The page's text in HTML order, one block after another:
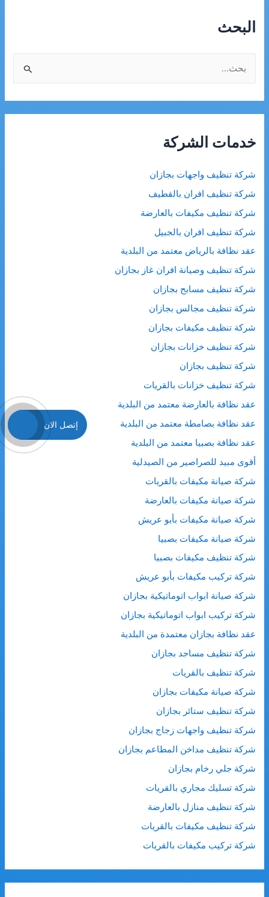
البحث
ح
ع
خدمات الشركة
شركة تنظيف واجهات بجازان
شركة تنظيف افران بالقطيف
شركة تنظيف مكيفات بالعارضة
شركة تنظيف افران بالجبيل
عقد نظافة بالرياض معتمد من البلدية
شركة تنظيف وصيانة افران غاز بجازان
شركة تنظيف مسابح بجازان
شركة تنظيف مجالس بجازان
شركة تنظيف مكيفات بجازان
شركة تنظيف خزانات بجازان
شركة تنظيف بجازان
شركة تنظيف خزانات بالقريات
عقد نظافة بالعارضة معتمد من البلدية
عقد نظافة بصامطة معتمد من البلدية
عقد نظافة بصبيا معتمد من البلدية
أقوى مبيد للصراصير من الصيدلية
شركة صيانة مكيفات بالقريات
شركة صيانة مكيفات بالعارضة
شركة صيانة مكيفات بأبو عريش
شركة صيانة مكيفات بصبيا
شركة تنظيف مكيفات بصبيا
شركة تركيب مكيفات بأبو عريش
شركة صيانة ابواب اتوماتيكية بجازان
شركة تركيب ابواب اتوماتيكية بجازان
عقد نظافة بجازان معتمدة من البلدية
شركة تنظيف مساجد بجازان
شركة تنظيف بالقريات
شركة صيانة مكيفات بجازان
شركة تنظيف ستائر بجازان
شركة تنظيف واجهات زجاج بجازان
شركة تنظيف مداخن المطاعم بجازان
شركة جلي رخام بجازان
شركة تسليك مجاري بالقريات
شركة تنظيف منازل بالعارضة
شركة تنظيف مكيفات بالقريات
شركة تركيب مكيفات بالقريات
إتصل الان